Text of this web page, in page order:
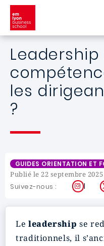
Aller au contenu principal
Leadership
les
?
GUIDES ORIENTATION ET
Publié le 22 septembre 2025
Suivez-nous :
Le leadership se
traditionnels, il